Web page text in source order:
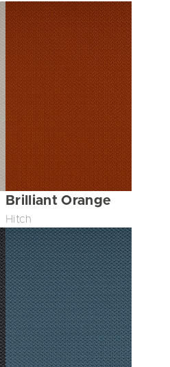
Brilliant Orange
Hitch